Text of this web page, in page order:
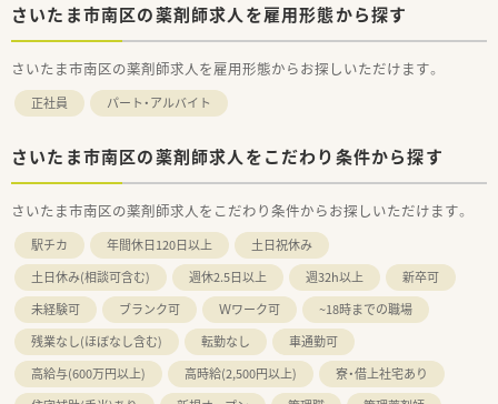
さいたま市南区の薬剤師求人を雇用形態から探す
さいたま市南区の薬剤師求人を雇用形態からお探しいただけます。
正社員 パート・アルバイト
さいたま市南区の薬剤師求人をこだわり条件から探す
さいたま市南区の薬剤師求人をこだわり条件からお探しいただけます。
駅チカ 年間休日120日以上
土日祝休み
土日休み(相談可含む)
週休2.5日以上 週32h以上
新卒可
未経験可
ブランク可 Ｗワーク可
~18時までの職場
残業なし(ほぼなし含む)
転勤なし
車通勤可
高給与(600万円以上)
高時給(2,500円以上)
寮・借上社宅あり